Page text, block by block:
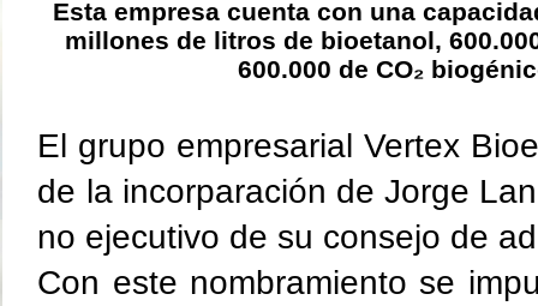
Esta empresa cuenta con una
millones de litros de bioetanol,
600.000 de CO₂
El grupo empresarial Vertex
de la incorparación de Jorge
no ejecutivo de su consejo de
Con este nombramiento se